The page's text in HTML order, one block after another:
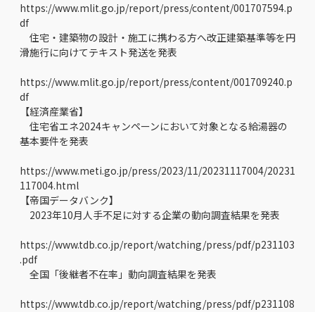
https://www.mlit.go.jp/report/press/content/001707594.p
df
住宅・建築物の設計・施工に携わる方へ改正建築基準等を円
滑施行に向けてテキスト発送を発表
https://www.mlit.go.jp/report/press/content/001709240.p
df
【経済産業省】
住宅省エネ2024キャンペーンにおいて対象となる給湯器の
基本要件を発表
https://www.meti.go.jp/press/2023/11/20231117004/20231
117004.html
【帝国データバンク】
2023年10月人手不足に対する企業の動向調査結果を発表
https://www.tdb.co.jp/report/watching/press/pdf/p231103
.pdf
全国「後継者不在率」動向調査結果を発表
https://www.tdb.co.jp/report/watching/press/pdf/p231108